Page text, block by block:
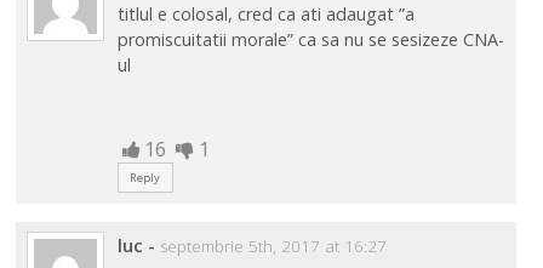
titlul e colosal, cred ca ati adaugat ”a
promiscuitatii morale” ca sa nu se sesizeze CNA-
ul
16 1
Reply
luc - septembrie 5th, 2017 at 16:27